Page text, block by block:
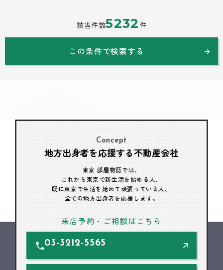
該当件数5232件
この条件で検索する
Concept
地方出身者を応援する不動産会社
東京 部屋物語では、
これから東京で新生活を始める人、
既に東京で生活を始めて頑張っている人、
全ての地方出身者を応援します。
来店予約・ご相談はこちら
03-3212-5565